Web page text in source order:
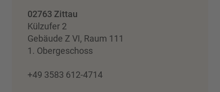
02763 Zittau
Külzufer 2
Gebäude Z VI, Raum 111
1. Obergeschoss
+49 3583 612-4714